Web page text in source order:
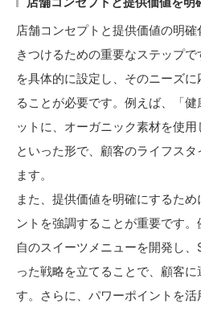
店舗コンセプトと提供価値の明
きつけるための重要なステップ
を具体的に設定し、そのニーズ
ることが必要です。例えば、「
ットに、オーガニック素材を使用
といった形で、顧客のライフス
ます。
また、提供価値を明確にするた
ントを強調することが重要です
自のスイーツメニューを開発し
った戦略を立てることで、顧客
す。さらに、パワーポイントを